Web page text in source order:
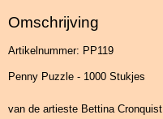
Omschrijving
Artikelnummer: PP119
Penny Puzzle - 1000 Stukjes
van de artieste Bettina Cronquist